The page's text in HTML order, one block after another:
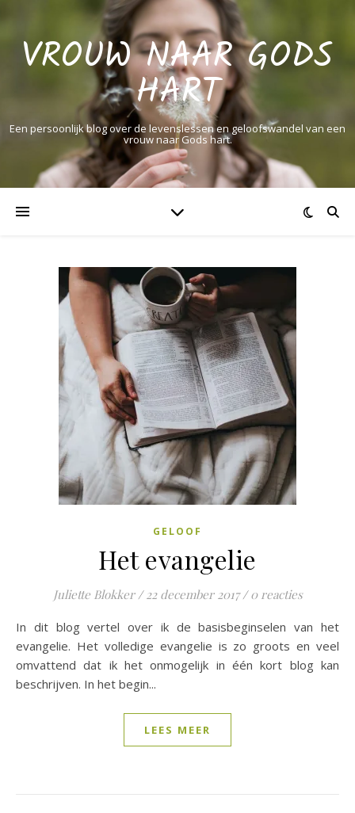
VROUW NAAR GODS
HART
Een persoonlijk blog over de levenslessen en geloofswandel van een
vrouw naar Gods hart.
GELOOF
Het evangelie
Juliette Blokker / 22 december 2017 / 0 reacties
In dit blog vertel over ik de basisbeginselen van het
evangelie. Het volledige evangelie is zo groots en veel
omvattend dat ik het onmogelijk in één kort blog kan
beschrijven. In het begin...
LEES MEER